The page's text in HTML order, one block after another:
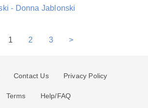
- Donna Jablonski
1 2 3 >
Contact Us Privacy Policy
Terms Help/FAQ